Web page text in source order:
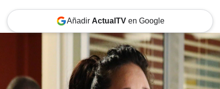
Añadir ActualTVen Google